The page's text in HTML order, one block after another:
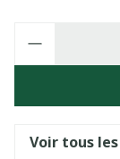
Voir tous